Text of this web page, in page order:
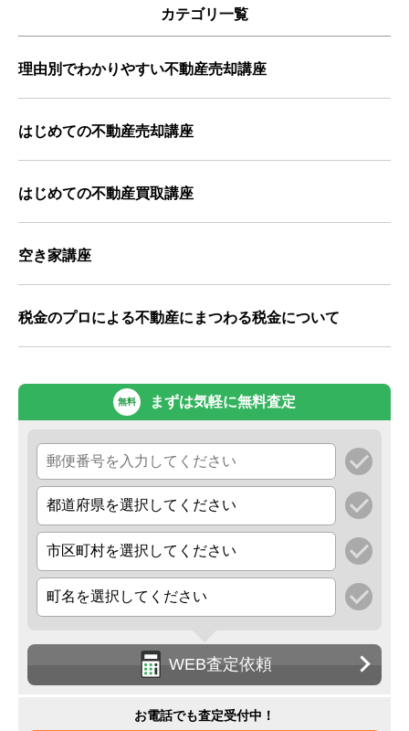
カテゴリ一覧
理由別でわかりやすい不動産売却講座
はじめての不動産売却講座
はじめての不動産買取講座
空き家講座
税金のプロによる不動産にまつわる税金について
無料 まずは気軽に無料査定
WEB査定依頼
お電話でも査定受付中！